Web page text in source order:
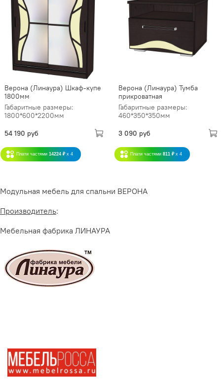
Верона (Линаура) Шкаф-купе
1800мм
Габаритные размеры:
1800*600*2200мм
54 190 руб
Плати частями 14224 ₽ x 4
Верона (Линаура) Тумба
прикроватная
Габаритные размеры:
460*350*350мм
3 090 руб
Плати частями 811 ₽ x 4
Модульная мебель для спальни ВЕРОНА
Производитель:
Мебельная фабрика ЛИНАУРА